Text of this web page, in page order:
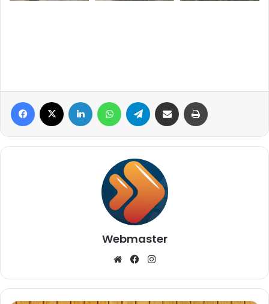
Facebook Linkedin WhatsAppTelegram Compartilhar via e-mail
Webmaster
WebsiteFacebook